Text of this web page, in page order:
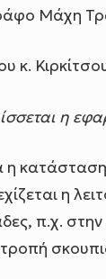
Μάχη
κ.
η
κατάσταση
η
π.χ.